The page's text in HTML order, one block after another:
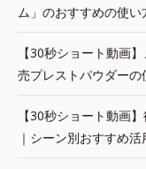
ム」のおすすめの使い
【30秒ショート動画
売プレストパウダーの
【30秒ショート動画
｜シーン別おすすめ活